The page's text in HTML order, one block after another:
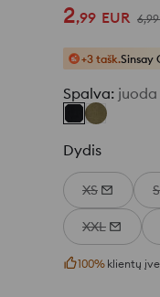
2,99 EUR 6,99
+3 tašk.Sinsay
Spalva: juoda
Dydis
XS S
XXL
100% klientų